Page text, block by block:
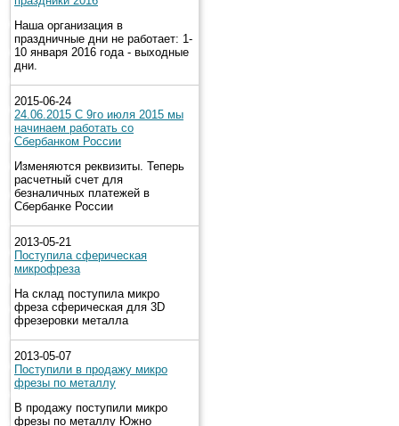
Наша организация в
праздничные дни не работает: 1-
10 января 2016 года - выходные
дни.
2015-06-24
24.06.2015 С 9го июля 2015 мы
начинаем работать со
Сбербанком России
Изменяются реквизиты. Теперь
расчетный счет для
безналичных платежей в
Сбербанке России
2013-05-21
Поступила сферическая
микрофреза
На склад поступила микро
фреза сферическая для 3D
фрезеровки металла
2013-05-07
Поступили в продажу микро
фрезы по металлу
В продажу поступили микро
фрезы по металлу Южно